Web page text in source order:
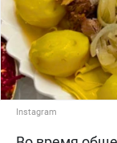
Instagram